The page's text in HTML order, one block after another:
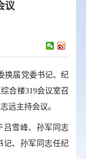
议
换届党委书记、纪
合楼319会议室召
远主持会议。
吕雪峰、孙军同志
记、孙军同志任纪